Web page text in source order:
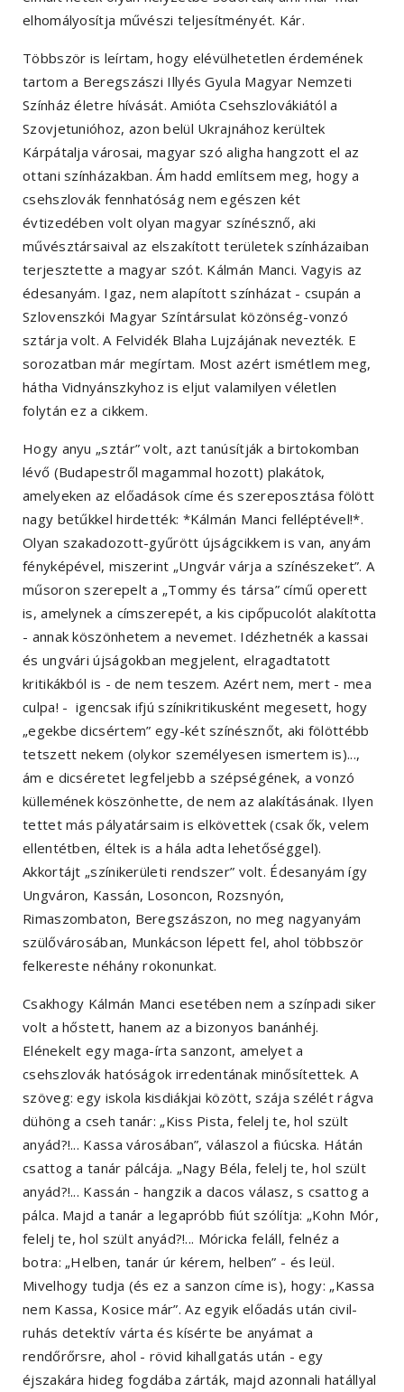
elhomályosítja művészi teljesítményét. Kár.
Többször is leírtam, hogy elévülhetetlen érdemének
tartom a Beregszászi Illyés Gyula Magyar Nemzeti
Színház életre hívását. Amióta Csehszlovákiától a
Szovjetunióhoz, azon belül Ukrajnához kerültek
Kárpátalja városai, magyar szó aligha hangzott el az
ottani színházakban. Ám hadd említsem meg, hogy a
csehszlovák fennhatóság nem egészen két
évtizedében volt olyan magyar színésznő, aki
művésztársaival az elszakított területek színházaiban
terjesztette a magyar szót. Kálmán Manci. Vagyis az
édesanyám. Igaz, nem alapított színházat - csupán a
Szlovenszkói Magyar Színtársulat közönség-vonzó
sztárja volt. A Felvidék Blaha Lujzájának nevezték. E
sorozatban már megírtam. Most azért ismétlem meg,
hátha Vidnyánszkyhoz is eljut valamilyen véletlen
folytán ez a cikkem.
Hogy anyu „sztár” volt, azt tanúsítják a birtokomban
lévő (Budapestről magammal hozott) plakátok,
amelyeken az előadások címe és szereposztása fölött
nagy betűkkel hirdették: *Kálmán Manci felléptével!*.
Olyan szakadozott-gyűrött újságcikkem is van, anyám
fényképével, miszerint „Ungvár várja a színészeket”. A
műsoron szerepelt a „Tommy és társa” című operett
is, amelynek a címszerepét, a kis cipőpucolót alakította
- annak köszönhetem a nevemet. Idézhetnék a kassai
és ungvári újságokban megjelent, elragadtatott
kritikákból is - de nem teszem. Azért nem, mert - mea
culpa! - igencsak ifjú színikritikusként megesett, hogy
„egekbe dicsértem” egy-két színésznőt, aki fölöttébb
tetszett nekem (olykor személyesen ismertem is)...,
ám e dicséretet legfeljebb a szépségének, a vonzó
küllemének köszönhette, de nem az alakításának. Ilyen
tettet más pályatársaim is elkövettek (csak ők, velem
ellentétben, éltek is a hála adta lehetőséggel).
Akkortájt „színikerületi rendszer” volt. Édesanyám így
Ungváron, Kassán, Losoncon, Rozsnyón,
Rimaszombaton, Beregszászon, no meg nagyanyám
szülővárosában, Munkácson lépett fel, ahol többször
felkereste néhány rokonunkat.
Csakhogy Kálmán Manci esetében nem a színpadi siker
volt a hőstett, hanem az a bizonyos banánhéj.
Elénekelt egy maga-írta sanzont, amelyet a
csehszlovák hatóságok irredentának minősítettek. A
szöveg: egy iskola kisdiákjai között, szája szélét rágva
dühöng a cseh tanár: „Kiss Pista, felelj te, hol szült
anyád?!... Kassa városában”, válaszol a fiúcska. Hátán
csattog a tanár pálcája. „Nagy Béla, felelj te, hol szült
anyád?!... Kassán - hangzik a dacos válasz, s csattog a
pálca. Majd a tanár a legapróbb fiút szólítja: „Kohn Mór,
felelj te, hol szült anyád?!... Móricka feláll, felnéz a
botra: „Helben, tanár úr kérem, helben” - és leül.
Mivelhogy tudja (és ez a sanzon címe is), hogy: „Kassa
nem Kassa, Kosice már”. Az egyik előadás után civil-
ruhás detektív várta és kísérte be anyámat a
rendőrőrsre, ahol - rövid kihallgatás után - egy
éjszakára hideg fogdába zárták, majd azonnali hatállyal